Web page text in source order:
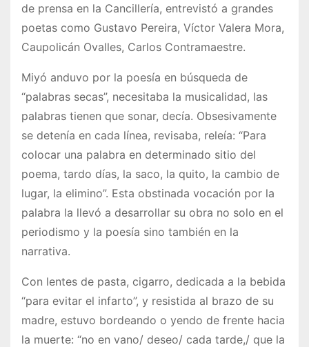
de prensa en la Cancillería, entrevistó a grandes
poetas como Gustavo Pereira, Víctor Valera Mora,
Caupolicán Ovalles, Carlos Contramaestre.
Miyó anduvo por la poesía en búsqueda de
“palabras secas”, necesitaba la musicalidad, las
palabras tienen que sonar, decía. Obsesivamente
se detenía en cada línea, revisaba, releía: “Para
colocar una palabra en determinado sitio del
poema, tardo días, la saco, la quito, la cambio de
lugar, la elimino”. Esta obstinada vocación por la
palabra la llevó a desarrollar su obra no solo en el
periodismo y la poesía sino también en la
narrativa.
Con lentes de pasta, cigarro, dedicada a la bebida
“para evitar el infarto”, y resistida al brazo de su
madre, estuvo bordeando o yendo de frente hacia
la muerte: “no en vano/ deseo/ cada tarde,/ que la